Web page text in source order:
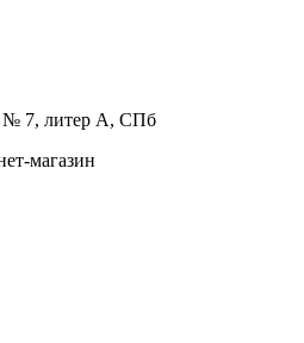
№ 7, литер А, СПб
магазин